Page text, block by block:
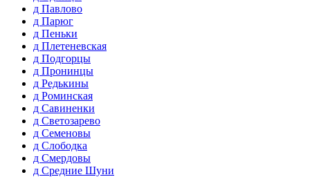
д Павлово
д Парюг
д Пеньки
д Плетеневская
д Подгорцы
д Пронинцы
д Редькины
д Роминская
д Савиненки
д Светозарево
д Семеновы
д Слободка
д Смердовы
д Средние Шуни